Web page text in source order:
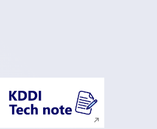
で開く 新規ウィンドウで開く